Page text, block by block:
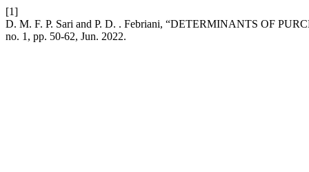
[1]
D. M. F. P. Sari and P. D. . Febriani, “DETERMINANTS OF
no. 1, pp. 50-62, Jun. 2022.